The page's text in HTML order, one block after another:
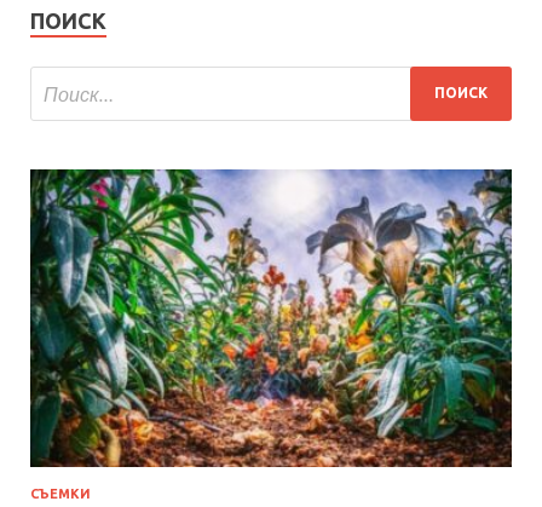
ПОИСК
СЪЕМКИ